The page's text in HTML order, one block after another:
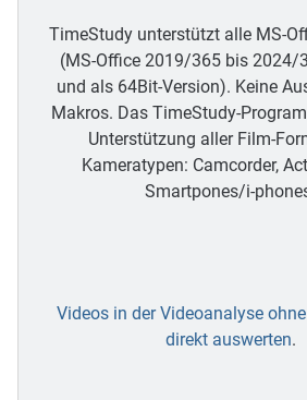
TimeStudy unterstützt alle MS-
(MS-Office 2019/365 bis 2024/
und als 64Bit-Version). Keine
Makros. Das TimeStudy-
Unterstützung aller Film-
Kameratypen: Camcorder,
Smartpones/i-
Videos in der Videoanalyse
direkt auswerten.